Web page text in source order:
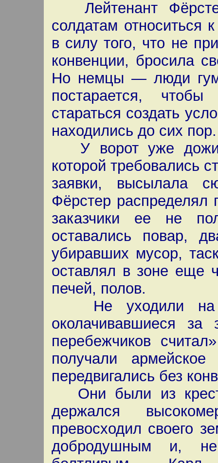
Лейтенант
солдатам относиться
в силу того, что не
конвенции, бросила
Но немцы — люди
постарается,
стараться создать
находились до сих пор.
У ворот уже
которой требовались
заявки, высылала
Фёрстер
заказчики ее не
оставались повар,
убиравших мусор,
оставлял в зоне еще
печей, полов.
Не уходили на
околачивавшиеся
перебежчиков
получали
передвигались без
Они были из
держался
превосходил своего
добродушным и,